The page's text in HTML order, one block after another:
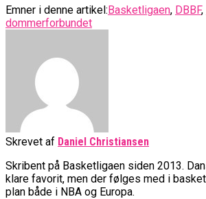
Emner i denne artikel:Basketligaen, DBBF,
dommerforbundet
Skrevet af Daniel Christiansen
Skribent på Basketligaen siden 2013.
klare favorit, men der følges med i
plan både i NBA og Europa.